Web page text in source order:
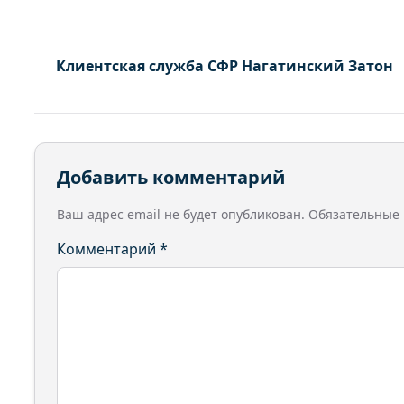
Клиентская служба СФР Нагатинский Затон
Добавить комментарий
Ваш адрес email не будет опубликован.
Комментарий *